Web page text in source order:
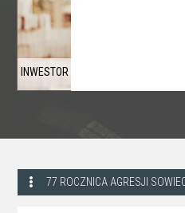
INWESTOR
77 ROCZNICA AGRESJI